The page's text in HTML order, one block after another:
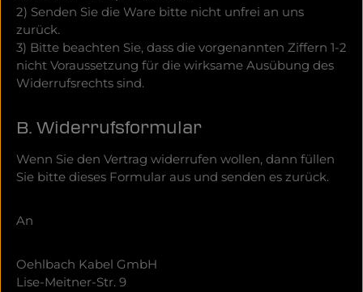
2) Senden Sie die Ware bitte nicht unfrei an uns
zurück.
3) Bitte beachten Sie, dass die vorgenannten Ziffern 1-2
nicht Voraussetzung für die wirksame Ausübung des
Widerrufsrechts sind.
B. Widerrufsformular
Wenn Sie den Vertrag widerrufen wollen, dann füllen
Sie bitte dieses Formular aus und senden es zurück.
An
Oehlbach Kabel GmbH
Lise-Meitner-Str. 9